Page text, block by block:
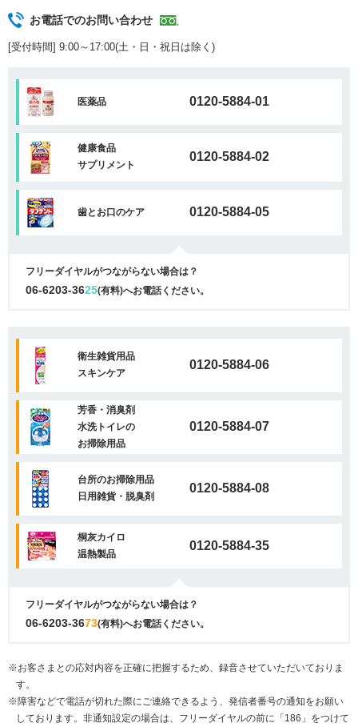
お電話でのお問い合わせ
[受付時間] 9:00～17:00(土・日・祝日は除く)
医薬品 0120-5884-01
健康食品
サプリメント
0120-5884-02
歯とお口のケア 0120-5884-05
フリーダイヤルがつながらない場合は？
06-6203-3625(有料)へお電話ください。
衛生雑貨用品
スキンケア
0120-5884-06
芳香・消臭剤
水洗トイレの
お掃除用品
0120-5884-07
台所のお掃除用品
日用雑貨・脱臭剤
0120-5884-08
桐灰カイロ
温熱製品
0120-5884-35
フリーダイヤルがつながらない場合は？
06-6203-3673(有料)へお電話ください。
※お客さまとの応対内容を正確に把握するため、録音させていただいておりま
す。
※障害などで電話が切れた際にご連絡できるよう、発信者番号の通知をお願い
しております。非通知設定の場合は、フリーダイヤルの前に「186」をつけて